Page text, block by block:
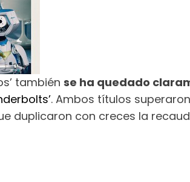
también se ha quedado
. Ambos títulos
duplicaron con creces la